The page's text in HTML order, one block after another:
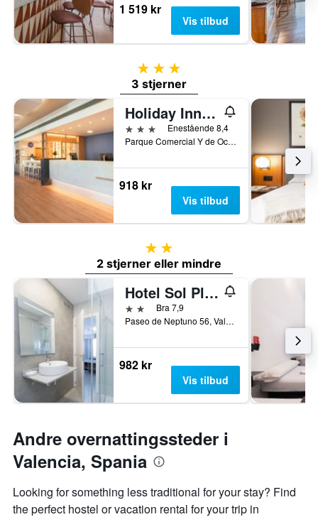
1 519 kr
Vis tilbud
3 stjerner
3 stjerner
Holiday Inn Express Valencia - Bonaire By IHG
3 stjernerEnestående 8,4
Parque Comercial Y de Ocio Aldaia, Valencia, Valencia, Spania
918 kr
Vis tilbud
2 stjerner
2 stjerner eller mindre
Hotel Sol Playa
2 stjernerBra 7,9
Paseo de Neptuno 56, Valencia, Valencia, Spania
982 kr
Vis tilbud
Andre overnattingssteder i
Valencia, Spania
Looking for something less traditional for your stay? Find
the perfect hostel or vacation rental for your trip in